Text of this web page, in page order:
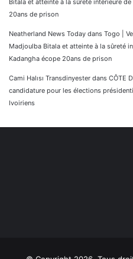
Bitala et atteinte à la sûreté intérieure
20ans de prison
Neatherland News Today dans Togo |
Madjoulba Bitala et atteinte à la sûreté
Kadangha écope 20ans de prison
Cami Halısı Transdinyester dans CÔTE
candidature pour les élections
Ivoiriens